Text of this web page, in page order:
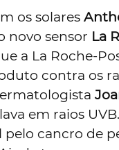
os solares
novo sensor La
a La Roche-
contra os
em raios
cancro de